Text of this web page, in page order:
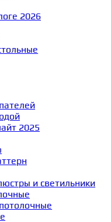
2026
2025
и светильники